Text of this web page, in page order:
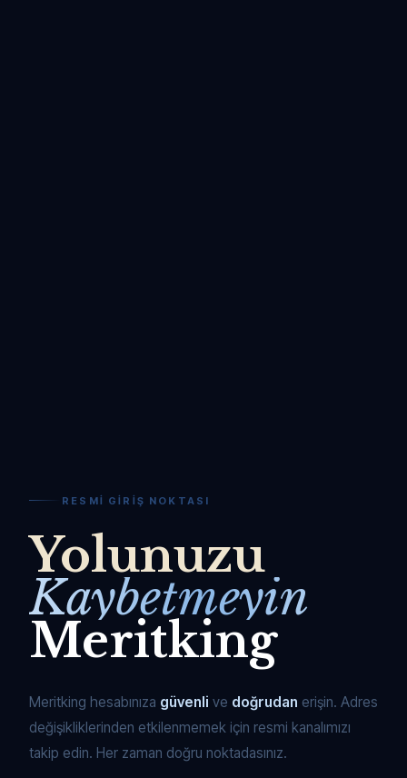
RESMI GIRIŞ NOKTASI
Yolunuzu
Kaybetmeyin
Meritking
Meritking hesabınıza güvenli ve doğrudan erişin. Adres
değişikliklerinden etkilenmemek için resmi kanalımızı
takip edin. Her zaman doğru noktadasınız.